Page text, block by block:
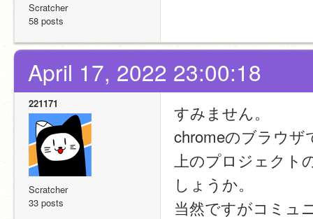
Scratcher
58 posts
April 17, 2022 23:00:18
221171
Scratcher
33 posts
すみません。
chromeのブラウザ
上のプロジェク
しょうか。
当然ですがコミュ